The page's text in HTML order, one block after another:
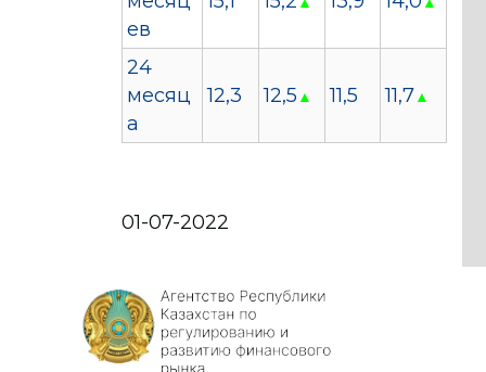
ев
24
месяц
а
12,3 12,5 ▲ 11,5 11,7▲
01-07-2022